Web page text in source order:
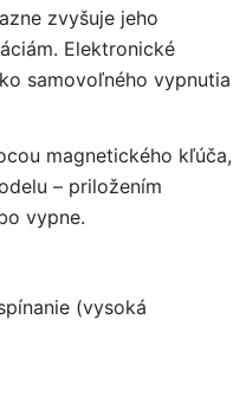
zvyšuje jeho
Elektronické
samovoľného vypnutia
magnetického kľúča,
– priložením
vypne.
(vysoká